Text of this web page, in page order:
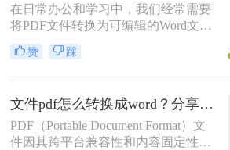
Word文档的方法。
在日常办公和学习中，我们经常需要
将PDF文件转换为可编辑的Word文
档。由于PDF格式的固定性，直接编
辑内容较为困难，因此转换工具成为
涵盖免费、付费及多平台方案。
赞 踩
文件pdf怎么转换成word？分享两种高效转换方法！
PDF（Portable Document Format）文
件因其跨平台兼容性和内容固定性而